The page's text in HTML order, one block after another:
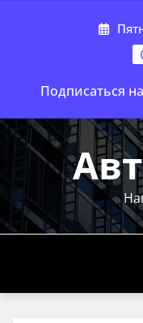
Подписаться